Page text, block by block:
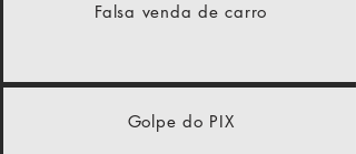
Falsa venda de carro
Golpe do PIX